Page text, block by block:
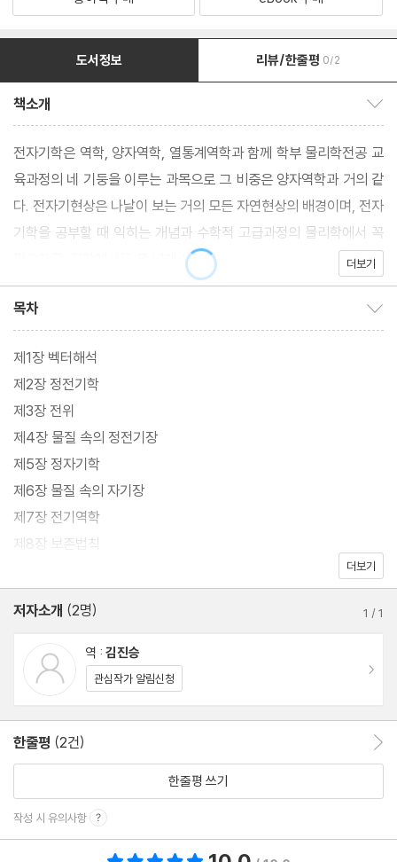
도서정보 리뷰/한줄평 0/2
책소개
전자기학은 역학, 양자역학, 열통계역학과 함께 학부 물리학전공 교
육과정의 네 기둥을 이루는 과목으로 그 비중은 양자역학과 거의 같
다. 전자기현상은 나날이 보는 거의 모든 자연현상의 배경이며, 전자
기학을 공부할 때 익히는 개념과 수학적 고급과정의 물리학에서 꼭
필요하고, 공학에서도 폭 넓게 쓰인다.
더보기
목차
제1장 벡터해석
제2장 정전기학
제3장 전위
제4장 물질 속의 정전기장
제5장 정자기학
제6장 물질 속의 자기장
제7장 전기역학
제8장 보존법칙
제11장 전자기파 방사
제12장 전자기학과 상대론
부록
더보기
저자소개 (2명) 1 /1
관심작가 알림신청
역 : 김진승
관심작가 알림신청
한줄평 (2건)
한줄평 쓰기
작성 시 유의사항